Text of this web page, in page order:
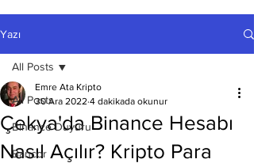
Yazı
All Posts
Binance Duyuru
Bancor
All Posts
Çekya'da Binance Hesabı
Nasıl Açılır? Kripto Para
Emre Ata Kripto
30 Ara 2022 4 dakikada okunur